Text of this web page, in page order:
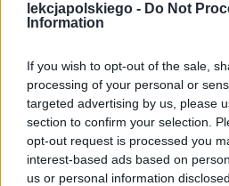
lekcjapolskiego - Do Not
Information
If you wish to opt-out of the sale,
processing of your personal or
targeted advertising by us, please
section to confirm your selection.
opt-out request is processed you
interest-based ads based on
us or personal information
Cechy te sprawiają, że
Kreacja Wertera miała
na ukształtowanie się
romantycznego:
w ciągłym rozdarciu